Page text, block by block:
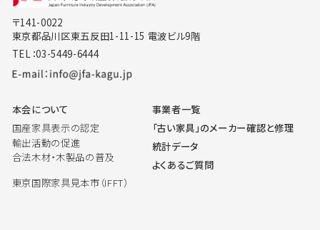
〒141-0022
東京都品川区東五反田1-11-15 電波ビル9階
TEL：03-5449-6444
本会について
国産家具表示の認定
輸出活動の促進
合法木材・木製品の普及
東京国際家具見本市（IFFT）
事業者一覧
「古い家具」のメーカー確認と修理
統計データ
よくあるご質問